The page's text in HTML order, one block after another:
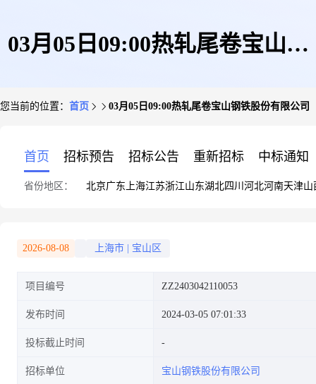
03月05日09:00热轧尾卷宝山钢
您当前的位置： 首页 03月05日09:00热轧尾卷宝山钢铁股份有限公司
首页 招标预告 招标公告 重新招标 中标通知
省份地区： 北京广东 上海江苏浙江山东湖北四川 河北河南天津山
2026-08-08 上海市 宝山区
项目编号 ZZ2403042110053
发布时间 2024-03-05 07:01:33
投标截止时间
招标单位 宝山钢铁股份有限公司